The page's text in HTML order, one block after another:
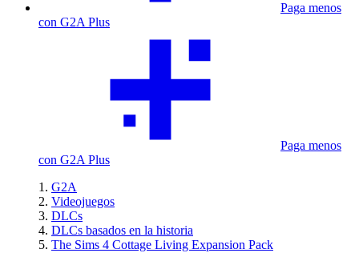
Paga menos
con G2A Plus
Paga menos
con G2A Plus
G2A
Videojuegos
DLCs
DLCs basados en la historia
The Sims 4 Cottage Living Expansion Pack